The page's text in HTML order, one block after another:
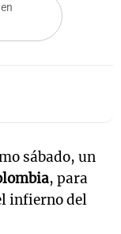
sábado, un
, para
infierno del